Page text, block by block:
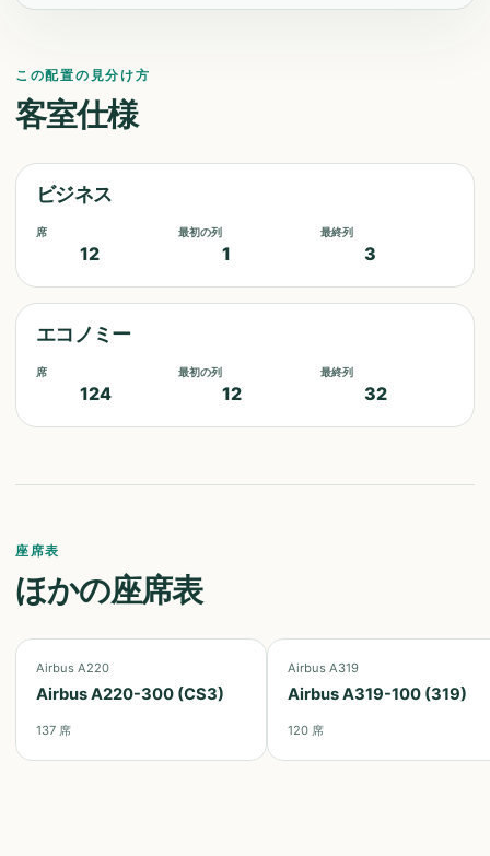
この配置の見分け方
客室仕様
ビジネス
席
12
最初の列
1
最終列
3
エコノミー
席
124
最初の列
12
最終列
32
座席表
ほかの座席表
Airbus A220
Airbus A220-300 (CS3)
137 席
Airbus A319
Airbus A319-100 (319)
120 席